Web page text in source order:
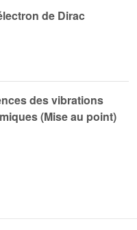
de Dirac
des vibrations
(Mise au point)